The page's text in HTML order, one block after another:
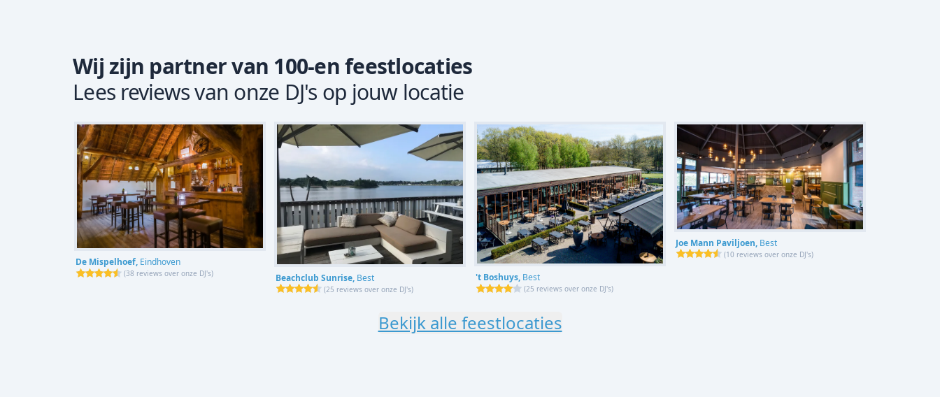
Wij zijn partner van 100-en feestlocaties
Lees reviews van onze DJ's op jouw locatie
De Mispelhoef, Eindhoven
(38 reviews over onze DJ's) Beachclub Sunrise, Best
(25 reviews over onze DJ's)
't Boshuys, Best
(25 reviews over onze DJ's)
Joe Mann Paviljoen, Best
(10 reviews over onze DJ's)
Bekijk alle feestlocaties